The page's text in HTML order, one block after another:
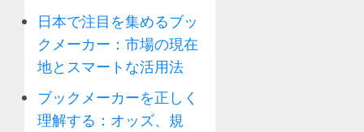
日本で注目を集めるブッ
クメーカー：市場の現在
地とスマートな活用法
ブックメーカーを正しく
理解する：オッズ、規